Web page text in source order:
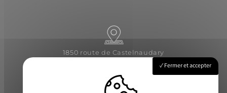
1850 route de Castelnaudary
Fermer et accepter